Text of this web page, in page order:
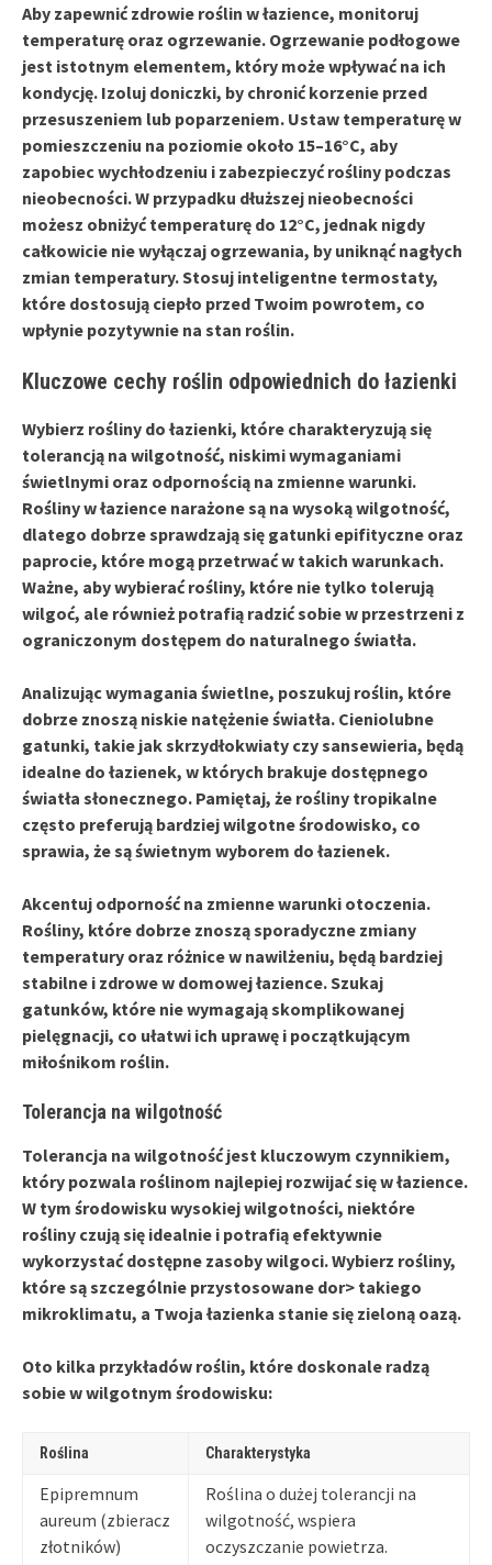
Aby zapewnić zdrowie roślin w łazience, monitoruj
temperaturę oraz ogrzewanie. Ogrzewanie podłogowe
jest istotnym elementem, który może wpływać na ich
kondycję. Izoluj doniczki, by chronić korzenie przed
przesuszeniem lub poparzeniem. Ustaw temperaturę w
pomieszczeniu na poziomie około 15–16°C, aby
zapobiec wychłodzeniu i zabezpieczyć rośliny podczas
nieobecności. W przypadku dłuższej nieobecności
możesz obniżyć temperaturę do 12°C, jednak nigdy
całkowicie nie wyłączaj ogrzewania, by uniknąć nagłych
zmian temperatury. Stosuj inteligentne termostaty,
które dostosują ciepło przed Twoim powrotem, co
wpłynie pozytywnie na stan roślin.
Kluczowe cechy roślin odpowiednich do łazienki
Wybierz rośliny do łazienki, które charakteryzują się
tolerancją na wilgotność, niskimi wymaganiami
świetlnymi oraz odpornością na zmienne warunki.
Rośliny w łazience narażone są na wysoką wilgotność,
dlatego dobrze sprawdzają się gatunki epifityczne oraz
paprocie, które mogą przetrwać w takich warunkach.
Ważne, aby wybierać rośliny, które nie tylko tolerują
wilgoć, ale również potrafią radzić sobie w przestrzeni z
ograniczonym dostępem do naturalnego światła.
Analizując wymagania świetlne, poszukuj roślin, które
dobrze znoszą niskie natężenie światła. Cieniolubne
gatunki, takie jak skrzydłokwiaty czy sansewieria, będą
idealne do łazienek, w których brakuje dostępnego
światła słonecznego. Pamiętaj, że rośliny tropikalne
często preferują bardziej wilgotne środowisko, co
sprawia, że są świetnym wyborem do łazienek.
Akcentuj odporność na zmienne warunki otoczenia.
Rośliny, które dobrze znoszą sporadyczne zmiany
temperatury oraz różnice w nawilżeniu, będą bardziej
stabilne i zdrowe w domowej łazience. Szukaj
gatunków, które nie wymagają skomplikowanej
pielęgnacji, co ułatwi ich uprawę i początkującym
miłośnikom roślin.
Tolerancja na wilgotność
Tolerancja na wilgotnośćjest kluczowym czynnikiem,
który pozwala roślinom najlepiej rozwijać się w łazience.
W tym środowisku wysokiej wilgotności, niektóre
rośliny czują się idealnie i potrafią efektywnie
wykorzystać dostępne zasoby wilgoci. Wybierz rośliny,
które są szczególnie przystosowane dor> takiego
mikroklimatu, a Twoja łazienka stanie się zieloną oazą.
Oto kilka przykładów roślin, które doskonale radzą
sobie w wilgotnym środowisku:
Roślina Charakterystyka
Epipremnum
aureum (zbieracz
złotników)
Roślina o dużej tolerancji na
wilgotność, wspiera
oczyszczanie powietrza.